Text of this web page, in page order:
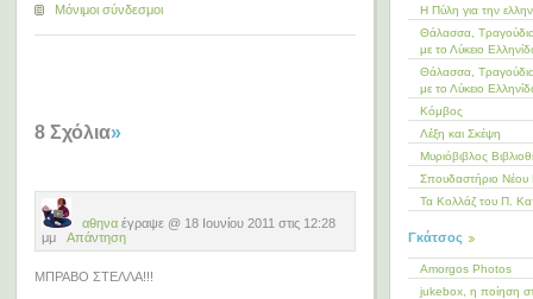
Μόνιμοι σύνδεσμοι
8 Σχόλια»
αθηνα έγραψε @ 18 Ιουνίου 2011 στις 12:28
μμ Απάντηση
ΜΠΡΑΒΟ ΣΤΕΛΛΑ!!!
Η Πύλη για την
Θάλασσα,
με το Λύκειο
Θάλασσα,
με το Λύκειο
Κόμβος
Λέξη και Σκέψη
Μυριόβιβλος
Σπουδαστήριο Νέου
Τα Κολλάζ του Π.
Γκάτσος
Amorgos Photos
jukebox, η ποίηση